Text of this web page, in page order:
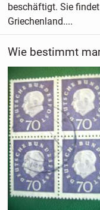
beschäftigt. Sie
Griechenland....
Wie bestimmt